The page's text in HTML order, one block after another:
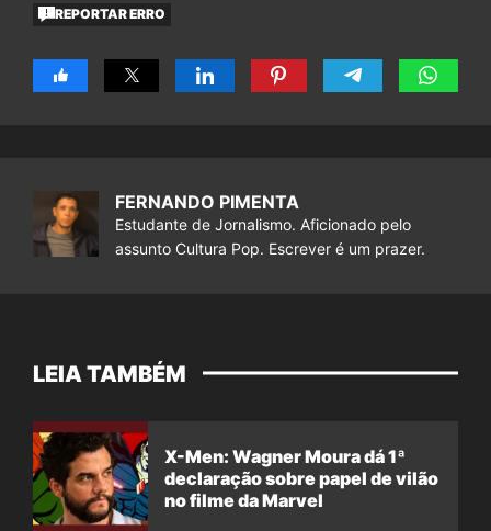
REPORTAR ERRO
FERNANDO PIMENTA
Estudante de Jornalismo. Aficionado pelo
assunto Cultura Pop. Escrever é um prazer.
LEIA TAMBÉM
X-Men: Wagner Moura dá 1ª
declaração sobre papel de vilão
no filme da Marvel